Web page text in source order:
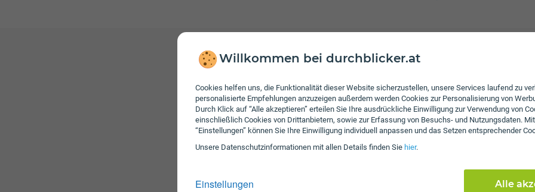
Willkommen bei durchblicker.at
Cookies helfen uns, die Funktionalität dieser Website sicherzustellen, unsere Services laufend zu
personalisierte Empfehlungen anzuzeigen außerdem werden Cookies zur Personalisierung von
Durch Klick auf “Alle akzeptieren” erteilen Sie Ihre ausdrückliche Einwilligung zur Verwendung von
einschließlich Cookies von Drittanbietern, sowie zur Erfassung von Besuchs- und Nutzungsdaten.
“Einstellungen” können Sie Ihre Einwilligung individuell anpassen und das Setzen entsprechender
Unsere Daten­schutz­informationen mit allen Details finden Sie hier.
Einstellungen Alle
Gebühren
Nach Verbrauch der
von 4 ct/€ pro Minute
das inkludierte
Kbit/s weitersurfen.